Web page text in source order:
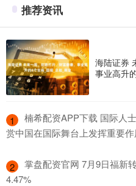
推荐资讯
海陆证券
事业高升
1
楠希配资APP下载 国际人
赏中国在国际舞台上发挥重要作
2
掌盘配资官网 7月9日福新
4.47%